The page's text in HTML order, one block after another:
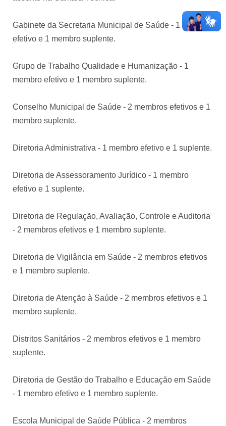
Gabinete da Secretaria Municipal de Saúde - 1 membro
efetivo e 1 membro suplente.
Grupo de Trabalho Qualidade e Humanização - 1
membro efetivo e 1 membro suplente.
Conselho Municipal de Saúde - 2 membros efetivos e 1
membro suplente.
Diretoria Administrativa - 1 membro efetivo e 1 suplente.
Diretoria de Assessoramento Jurídico - 1 membro
efetivo e 1 suplente.
Diretoria de Regulação, Avaliação, Controle e Auditoria
- 2 membros efetivos e 1 membro suplente.
Diretoria de Vigilância em Saúde - 2 membros efetivos
e 1 membro suplente.
Diretoria de Atenção à Saúde - 2 membros efetivos e 1
membro suplente.
Distritos Sanitários - 2 membros efetivos e 1 membro
suplente.
Diretoria de Gestão do Trabalho e Educação em Saúde
- 1 membro efetivo e 1 membro suplente.
Escola Municipal de Saúde Pública - 2 membros